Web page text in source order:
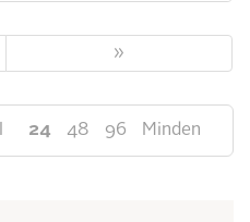
»
24 48 96 Minden